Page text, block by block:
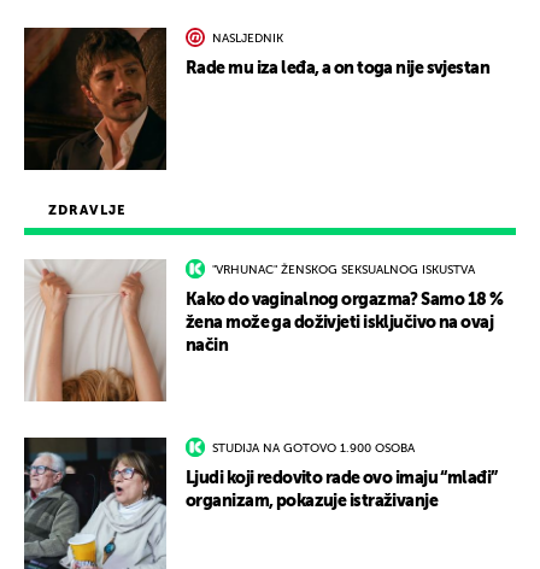
ZDRAVLJE
"VRHUNAC" ŽENSKOG SEKSUALNOG ISKUSTVA
Kako do vaginalnog orgazma? Samo 18 %
žena može ga doživjeti isključivo na ovaj
način
STUDIJA NA GOTOVO 1.900 OSOBA
Ljudi koji redovito rade ovo imaju “mlađi”
organizam, pokazuje istraživanje
NASLJEDNIK
Rade mu iza leđa, a on toga nije svjestan